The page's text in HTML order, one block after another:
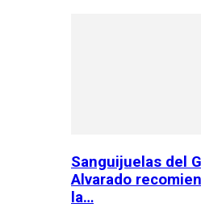
Sanguijuelas del
Alvarado
la…